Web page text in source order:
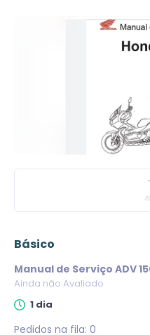
básico
Manual de Serviço ADV
Ainda não Avaliado
1 dia
Pedidos na fila: 0